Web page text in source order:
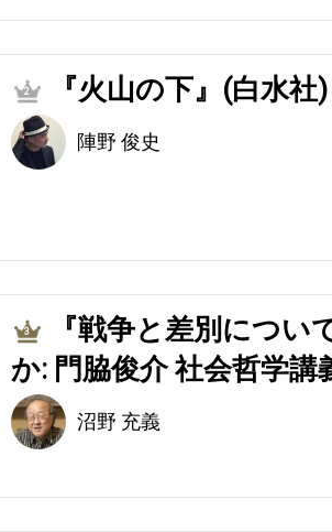
2 『火山の下』(白水社)
陣野 俊史
3
『戦争と差別につ
か: 門脇俊介 社会哲学講
沼野 充義